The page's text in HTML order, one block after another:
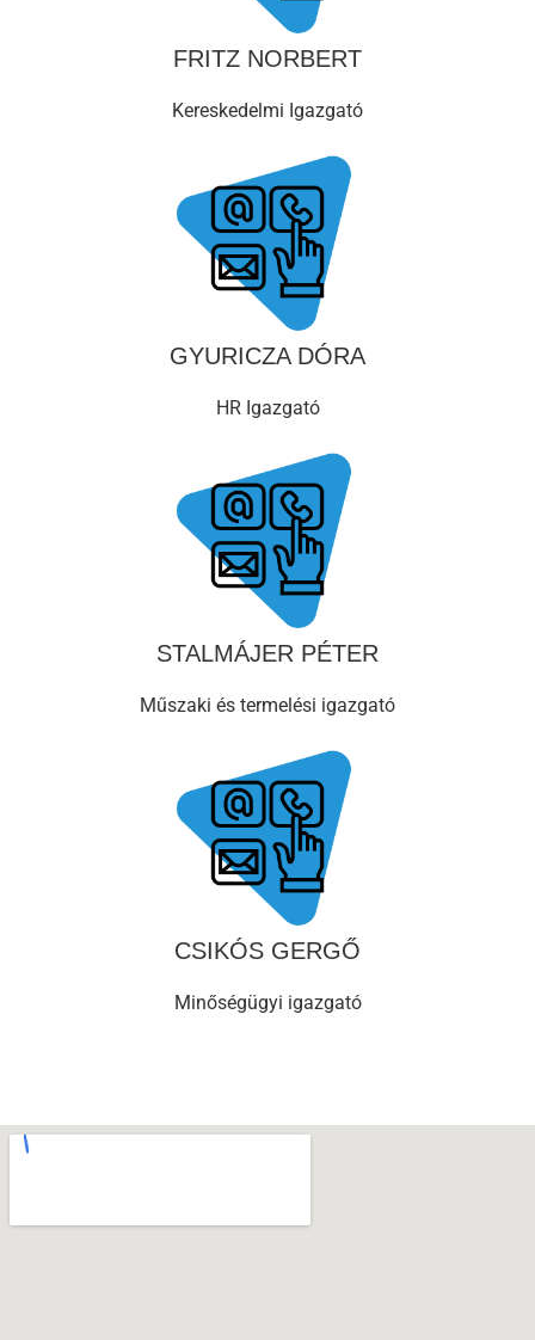
FRITZ NORBERT
Kereskedelmi Igazgató
GYURICZA DÓRA
HR Igazgató
STALMÁJER PÉTER
Műszaki és termelési igazgató
CSIKÓS GERGŐ
Minőségügyi igazgató